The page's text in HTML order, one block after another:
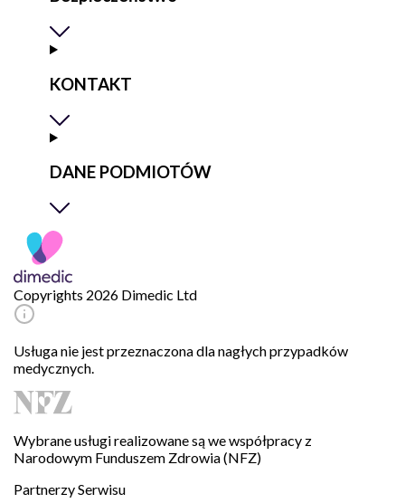
KONTAKT
DANE PODMIOTÓW
Copyrights 2026 Dimedic Ltd
Usługa nie jest przeznaczona dla nagłych przypadków
medycznych.
Wybrane usługi realizowane są we współpracy z
Narodowym Funduszem Zdrowia (NFZ)
Partnerzy Serwisu